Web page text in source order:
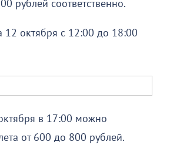
рублей соответственно.
12 октября с 12:00 до 18:00
в 17:00 можно
от 600 до 800 рублей.